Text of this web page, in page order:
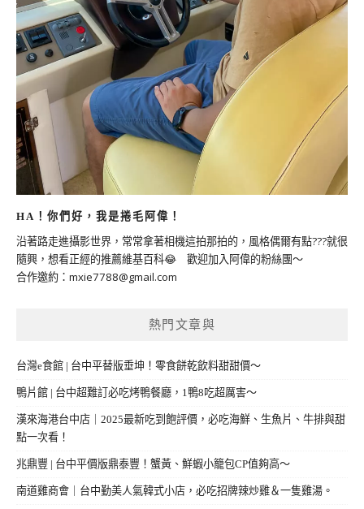
HA！你們好，我是捲毛阿偉！
沿著路走進攝影世界，常常拿著相機這拍那拍的，風格偶爾有點???就很
隨興，想看正經的推薦維基百科😂 歡迎加入阿偉的粉絲團～
合作邀約： mxie7788@gmail.com
熱門文章與
台灣e食館 | 台中平替版垂坤！零食餅乾飲料甜甜價～
鴨片館 | 台中超難訂必吃烤鴨餐廳，1鴨8吃超厲害～
漢來海港台中店｜2025最新吃到飽評價，必吃海鮮、生魚片、牛排與甜
點一次看！
兆鼎豐 | 台中平價版鼎泰豐！蟹黃、鮮蝦小籠包CP值夠高～
南道雞商會｜台中勤美人氣韓式小店，必吃招牌辣炒雞＆一隻雞湯。